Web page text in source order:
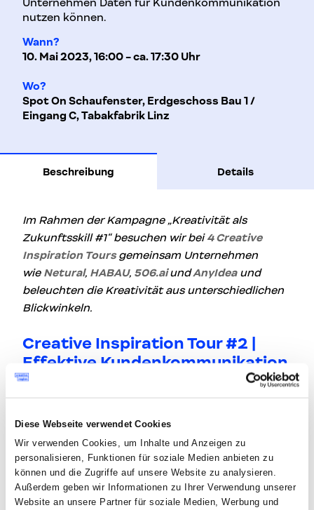
Diese Webseite verwendet Cookies
Wir verwenden Cookies, um Inhalte und Anzeigen zu
personalisieren, Funktionen für soziale Medien anbieten zu
können und die Zugriffe auf unsere Website zu analysieren.
Außerdem geben wir Informationen zu Ihrer Verwendung unserer
Website an unsere Partner für soziale Medien, Werbung und
nutzen können.
Wann?
10. Mai 2023, 16:00 - ca. 17:30 Uhr
Wo?
Spot On Schaufenster, Erdgeschoss Bau 1 /
Eingang C, Tabakfabrik Linz
Beschreibung Details
Im Rahmen der Kampagne „Kreativität als
Zukunftsskill #1“ besuchen wir bei4 Creative
Inspiration Toursgemeinsam Unternehmen
wie Netural, HABAU, 506.aiundAnyIdeaund
beleuchten die Kreativität aus unterschiedlichen
Blickwinkeln.
Creative Inspiration Tour #2 |
Effektive Kundenkommunikation
mit AI
Intelligenz und Online-Marketing revolutioniert
die in der Tabakfabrik angesiedelte 506 Data &
Performance GmbH (
) die Art und Weise, wie
Unternehmen Daten für Kundenkommunikation
nutzen können. Unternehmen und Content